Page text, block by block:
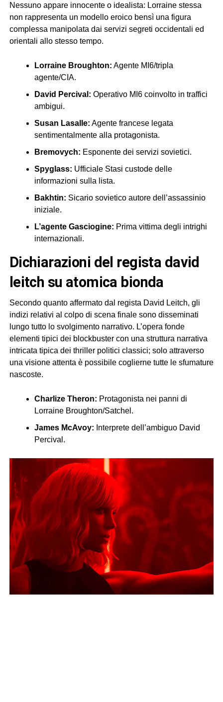
Nessuno appare innocente o idealista: Lorraine stessa
non rappresenta un modello eroico bensì una figura
complessa manipolata dai servizi segreti occidentali ed
orientali allo stesso tempo.
Lorraine Broughton: Agente MI6/tripla
agente/CIA.
David Percival: Operativo MI6 coinvolto in traffici
ambigui.
Susan Lasalle: Agente francese legata
sentimentalmente alla protagonista.
Bremovych: Esponente dei servizi sovietici.
Spyglass: Ufficiale Stasi custode delle
informazioni sulla lista.
Bakhtin: Sicario sovietico autore dell’assassinio
iniziale.
L’agente Gasciogine: Prima vittima degli intrighi
internazionali.
dichiarazioni del regista david
leitch su atomica bionda
Secondo quanto affermato dal regista David Leitch, gli
indizi relativi al colpo di scena finale sono disseminati
lungo tutto lo svolgimento narrativo. L’opera fonde
elementi tipici dei blockbuster con una struttura narrativa
intricata tipica dei thriller politici classici; solo attraverso
una visione attenta è possibile coglierne tutte le sfumature
nascoste.
Charlize Theron: Protagonista nei panni di
Lorraine Broughton/Satchel.
James McAvoy: Interprete dell’ambiguo David
Percival.